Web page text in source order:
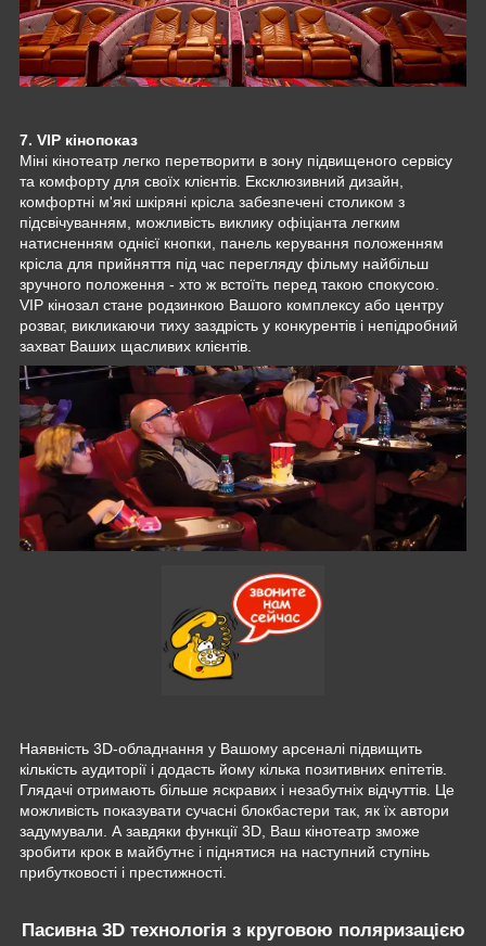
7. VIP кінопоказ
Міні кінотеатр легко перетворити в зону підвищеного сервісу
та комфорту для своїх клієнтів. Ексклюзивний дизайн,
комфортні м'які шкіряні крісла забезпечені столиком з
підсвічуванням, можливість виклику офіціанта легким
натисненням однієї кнопки, панель керування положенням
крісла для прийняття під час перегляду фільму найбільш
зручного положення - хто ж встоїть перед такою спокусою.
VIP кінозал стане родзинкою Вашого комплексу або центру
розваг, викликаючи тиху заздрість у конкурентів і непідробний
захват Ваших щасливих клієнтів.
Наявність 3D-обладнання у Вашому арсеналі підвищить
кількість аудиторії і додасть йому кілька позитивних епітетів.
Глядачі отримають більше яскравих і незабутніх відчуттів. Це
можливість показувати сучасні блокбастери так, як їх автори
задумували. А завдяки функції 3D, Ваш кінотеатр зможе
зробити крок в майбутнє і піднятися на наступний ступінь
прибутковості і престижності.
Пасивна 3D технологія з круговою поляризацією